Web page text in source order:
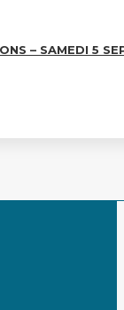
– SAMEDI 5